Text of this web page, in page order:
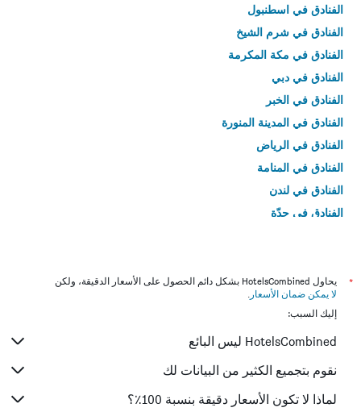
الفنادق في اسطنبول
الفنادق في شرم الشيخ
الفنادق في مكة المكرمة
الفنادق في دبي
الفنادق في الخبر
الفنادق في المدينة المنورة
الفنادق في الرياض
الفنادق في المنامة
الفنادق في لندن
الفنادق في جدّة
*
يحاول HotelsCombined بشكل دائم الحصول على الأسعار الدقيقة، ولكن
لا يمكن ضمان الأسعار .
إليك السبب:
HotelsCombined ليس البائع
نقوم بتجميع الكثير من البيانات لك
لماذا لا تكون الأسعار دقيقة بنسبة 100٪؟